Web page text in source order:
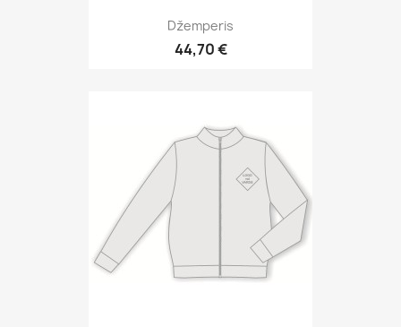
Džemperis
44,70 €